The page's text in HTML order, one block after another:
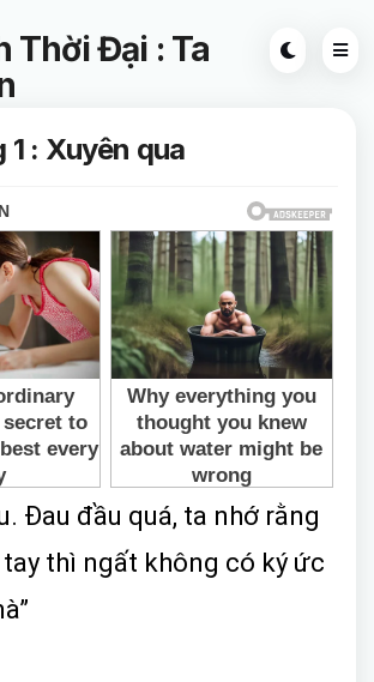
Thời Đại : Ta
1 : Xuyên qua
Đau đầu quá, ta nhớ rằng
thì ngất không có ký ức